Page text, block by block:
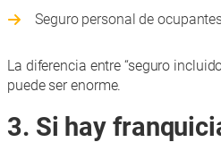
Seguro personal de
La diferencia entre “seguro
puede ser enorme.
3. Si hay